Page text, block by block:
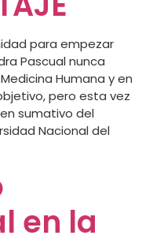
para empezar
Pascual nunca
Humana y en
pero esta vez
sumativo del
Nacional del
en la